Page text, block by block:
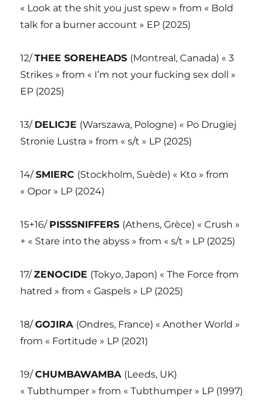
« Look at the shit you just spew » from « Bold
talk for a burner account » EP (2025)
12/THEE SOREHEADS (Montreal, Canada) « 3
Strikes » from « I’m not your fucking sex doll »
EP (2025)
13/ DELICJE (Warszawa, Pologne) « Po Drugiej
Stronie Lustra » from « s/t » LP (2025)
14/SMIERC (Stockholm, Suède) « Kto » from
« Opor » LP (2024)
15+16/ PISSSNIFFERS (Athens, Grèce) « Crush »
+ « Stare into the abyss » from « s/t » LP (2025)
17/ZENOCIDE (Tokyo, Japon) « The Force from
hatred » from « Gaspels » LP (2025)
18/GOJIRA (Ondres, France) « Another World »
from « Fortitude » LP (2021)
19/CHUMBAWAMBA (Leeds, UK)
« Tubthumper » from « Tubthumper » LP (1997)